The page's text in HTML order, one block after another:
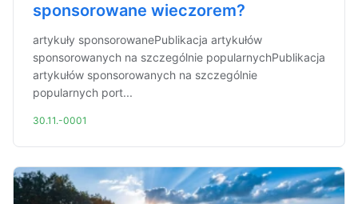
sponsorowane wieczorem?
artykuły sponsorowanePublikacja artykułów
sponsorowanych na szczególnie popularnychPublikacja
artykułów sponsorowanych na szczególnie
popularnych port...
30.11.-0001